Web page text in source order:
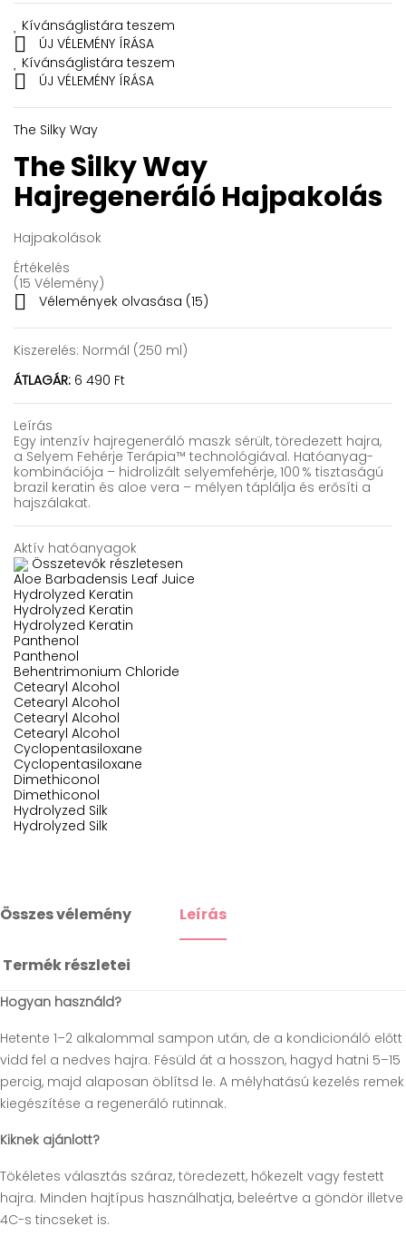
Kívánságlistára teszem

ÚJ VÉLEMÉNY ÍRÁSA
Kívánságlistára teszem
 ÚJ VÉLEMÉNY ÍRÁSA
The Silky Way
The Silky Way
HajregenerálóHajpakolás
Hajpakolások
Értékelés
(15 Vélemény)
 Vélemények olvasása (15)
Kiszerelés: Normál (250 ml)
ÁTLAGÁR: 6 490 Ft
Leírás
Egy intenzív hajregeneráló maszk sérült, töredezett hajra,
a Selyem Fehérje Terápia™ technológiával. Hatóanyag-
kombinációja – hidrolizált selyemfehérje, 100 % tisztaságú
brazil keratin és aloe vera – mélyen táplálja és erősíti a
hajszálakat.
Aktív hatóanyagok
Összetevők részletesen
Aloe Barbadensis Leaf Juice
Hydrolyzed Keratin
Hydrolyzed Keratin
Hydrolyzed Keratin
Panthenol
Panthenol
Behentrimonium Chloride
Cetearyl Alcohol
Cetearyl Alcohol
Cetearyl Alcohol
Cetearyl Alcohol
Cyclopentasiloxane
Cyclopentasiloxane
Dimethiconol
Dimethiconol
Hydrolyzed Silk
Hydrolyzed Silk
Összes vélemény Leírás
Termék részletei
Hogyan használd?
Hetente 1–2 alkalommal sampon után, de a kondicionáló előtt
vidd fel a nedves hajra. Fésüld át a hosszon, hagyd hatni 5–15
percig, majd alaposan öblítsd le. A mélyhatású kezelés remek
kiegészítése a regeneráló rutinnak.
Kiknek ajánlott?
Tökéletes választás száraz, töredezett, hőkezelt vagy festett
hajra. Minden hajtípus használhatja, beleértve a göndör illetve
4C-s tincseket is.